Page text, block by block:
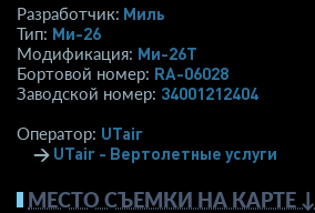
Разработчик: Миль
Тип: Ми-26
Модификация: Ми-26Т
Бортовой номер: RA-06028
Заводской номер: 34001212404
Оператор: UTair
→ UTair - Вертолетные услуги
МЕСТО СЪЕМКИ НА КАРТЕ ↓